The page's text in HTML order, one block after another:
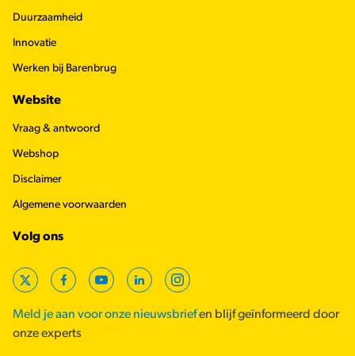
Duurzaamheid
Innovatie
Werken bij Barenbrug
Website
Vraag & antwoord
Webshop
Disclaimer
Algemene voorwaarden
Volg ons
X FacebookYouTubeLinkedInInstagram
Meld je aan voor onze nieuwsbriefen blijf geïnformeerd door
onze experts